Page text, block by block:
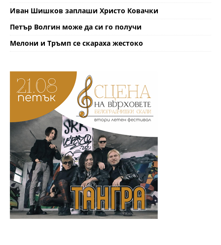
Иван Шишков заплаши Христо Ковачки
Петър Волгин може да си го получи
Мелони и Тръмп се скараха жестоко